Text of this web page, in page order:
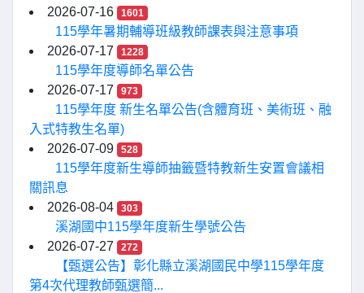
2026-07-16
1601
115學年暑期輔導班級教師課表與注意事項
2026-07-17
1228
115學年度導師名單公告
2026-07-17
973
115學年度 新生名單公告(含體育班、美術班、融
入式特教生名單)
2026-07-09
528
115學年度新生導師抽籤暨特教新生安置會議相
關訊息
2026-08-04
303
溪湖國中115學年度新生學號公告
2026-07-27
272
【甄選公告】彰化縣立溪湖國民中學115學年度
第4次代理教師甄選簡...